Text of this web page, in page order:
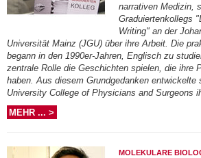
narrativen Medizin,
Graduiertenkollegs
Writing" an der
Universität Mainz (JGU) über ihre Arbeit. Die
begann in den 1990er-Jahren, Englisch zu
zentrale Rolle die Geschichten spielen, die ihre
haben. Aus diesem Grundgedanken entwickelte
University College of Physicians and Surgeons
MEHR ... >
MOLEKULARE